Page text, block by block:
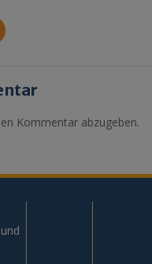
Kommentar abzugeben.